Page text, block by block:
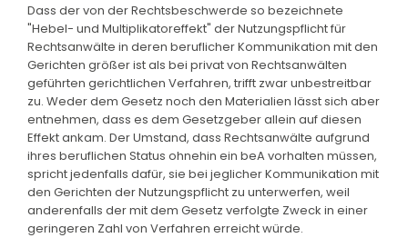
Dass der von der Rechtsbeschwerde so bezeichnete
"Hebel- und Multiplikatoreffekt" der Nutzungspflicht für
Rechtsanwälte in deren beruflicher Kommunikation mit den
Gerichten größer ist als bei privat von Rechtsanwälten
geführten gerichtlichen Verfahren, trifft zwar unbestreitbar
zu. Weder dem Gesetz noch den Materialien lässt sich aber
entnehmen, dass es dem Gesetzgeber allein auf diesen
Effekt ankam. Der Umstand, dass Rechtsanwälte aufgrund
ihres beruflichen Status ohnehin ein beA vorhalten müssen,
spricht jedenfalls dafür, sie bei jeglicher Kommunikation mit
den Gerichten der Nutzungspflicht zu unterwerfen, weil
anderenfalls der mit dem Gesetz verfolgte Zweck in einer
geringeren Zahl von Verfahren erreicht würde.